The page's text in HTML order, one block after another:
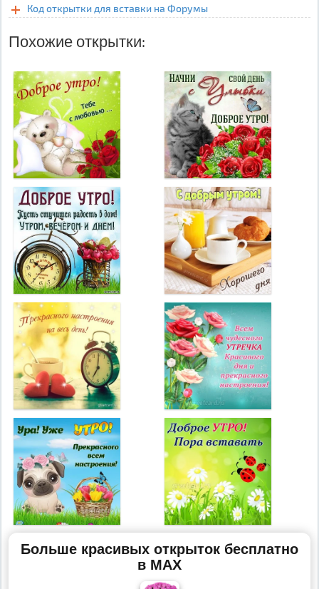
Код открытки для вставки на Форумы
Похожие открытки:
Больше красивых открыток бесплатно
в MAX